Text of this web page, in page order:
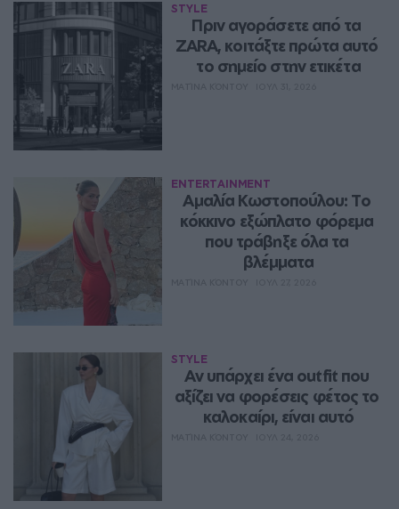
STYLE
Πριν αγοράσετε από τα
ZARA, κοιτάξτε πρώτα αυτό
το σημείο στην ετικέτα
ENTERTAINMENT
Αμαλία Κωστοπούλου: Το
κόκκινο εξώπλατο φόρεμα
που τράβηξε όλα τα
βλέμματα
STYLE
Αν υπάρχει ένα outfit που
αξίζει να φορέσεις φέτος το
καλοκαίρι, είναι αυτό